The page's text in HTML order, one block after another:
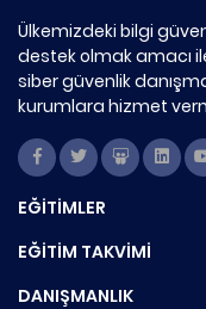
Ülkemizdeki bilgi
destek olmak amacı
siber güvenlik
kurumlara hizmet
EĞİTİMLER
EĞİTİM TAKVİMİ
DANIŞMANLIK